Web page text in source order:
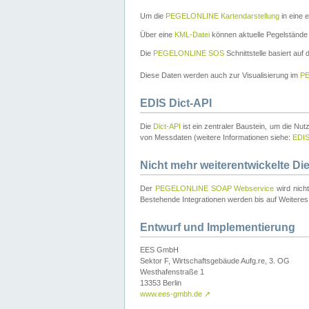
Um die PEGELONLINE Kartendarstellung in eine
Über eine KML-Datei können aktuelle
Die PEGELONLINE SOS Schnittstelle basiert auf
Diese Daten werden auch zur Visualisierung im
EDIS Dict-API
Die Dict-API ist ein zentraler Baustein, um die
von Messdaten (weitere Informationen siehe:
Nicht mehr weiterentwickelte
Der PEGELONLINE SOAP Webservice wird
Bestehende Integrationen werden bis auf
Entwurf und Implementierung
EES GmbH
Sektor F, Wirtschaftsgebäude Aufg.re, 3. OG
Westhafenstraße 1
13353 Berlin
www.ees-gmbh.de ↗